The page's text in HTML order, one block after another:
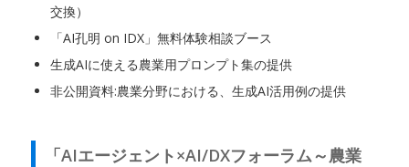
交換）
「AI孔明 on IDX」無料体験相談ブース
生成AIに使える農業用プロンプト集の提供
非公開資料:農業分野における、生成AI活用例の提供
「AIエージェント×AI/DXフォーラム～農業